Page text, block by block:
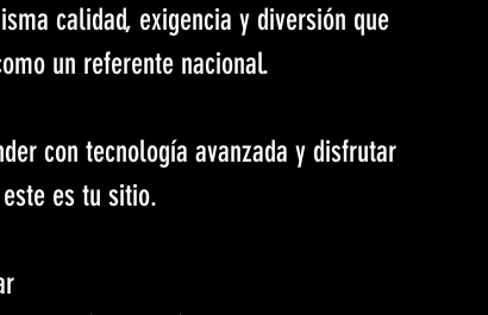
calidad, exigencia y diversión que
un referente nacional.
con tecnología avanzada y disfrutar
es tu sitio.